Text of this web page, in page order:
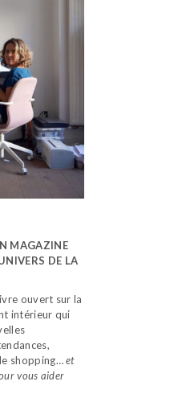
MAGAZINE
DE LA
ouvert sur la
intérieur qui
shopping…et
vous aider